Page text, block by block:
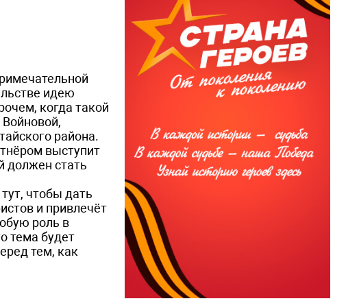
идею
когда такой
района.
выступит
должен стать
чтобы дать
и привлечёт
роль в
тема будет
тем, как